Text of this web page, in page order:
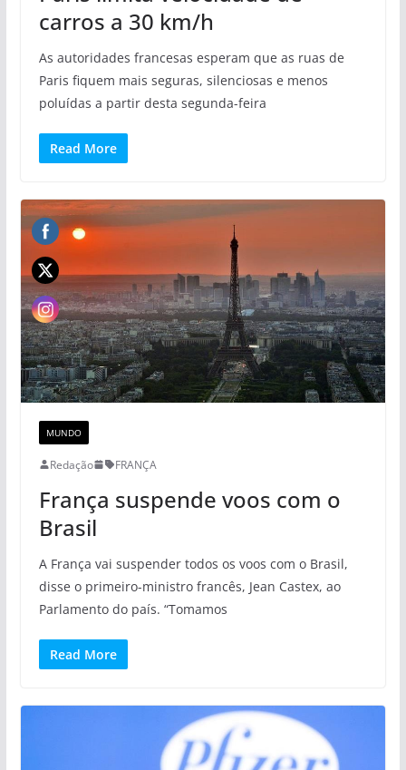
carros a 30 km/h
As autoridades francesas esperam que as ruas de
Paris fiquem mais seguras, silenciosas e menos
poluídas a partir desta segunda-feira
Read More
MUNDO
Redação FRANÇA
França suspende voos com o
Brasil
A França vai suspender todos os voos com o Brasil,
disse o primeiro-ministro francês, Jean Castex, ao
Parlamento do país. “Tomamos
Read More